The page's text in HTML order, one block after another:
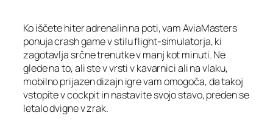
Ko iščete hiter adrenalin na poti, vam AviaMasters
ponuja crash game v stilu flight‑simulatorja, ki
zagotavlja srčne trenutke v manj kot minuti. Ne
glede na to, ali ste v vrsti v kavarnici ali na vlaku,
mobilno prijazen dizajn igre vam omogoča, da takoj
vstopite v cockpit in nastavite svojo stavo, preden se
letalo dvigne v zrak.